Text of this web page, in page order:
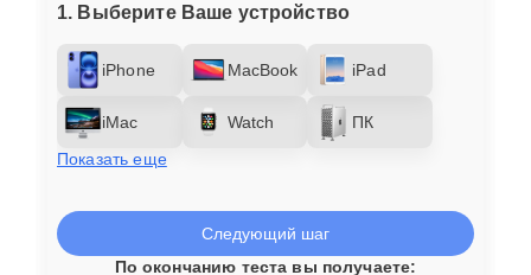
1. Выберите Ваше устройство
iPhone MacBook iPad
iMac Watch
ПК
Показать еще
Следующий шаг
По окончанию теста вы получаете: